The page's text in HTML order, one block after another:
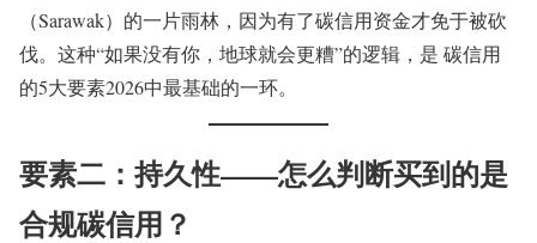
（Sarawak）的一片雨林，因为有了碳信用资金才免于被砍
伐。这种“如果没有你，地球就会更糟”的逻辑，是 碳信用
的5大要素2026中最基础的一环。
要素二：持久性——怎么判断买到的是
合规碳信用？